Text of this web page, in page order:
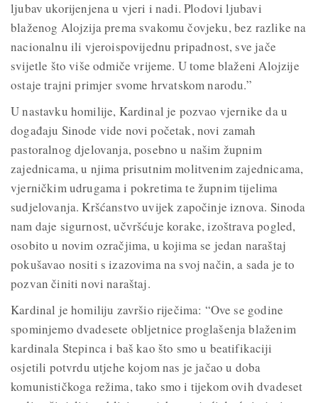
ljubav ukorijenjena u vjeri i nadi. Plodovi ljubavi
blaženog Alojzija prema svakomu čovjeku, bez razlike na
nacionalnu ili vjeroispovijednu pripadnost, sve jače
svijetle što više odmiče vrijeme. U tome blaženi Alojzije
ostaje trajni primjer svome hrvatskom narodu.”
U nastavku homilije, Kardinal je pozvao vjernike da u
događaju Sinode vide novi početak, novi zamah
pastoralnog djelovanja, posebno u našim župnim
zajednicama, u njima prisutnim molitvenim zajednicama,
vjerničkim udrugama i pokretima te župnim tijelima
sudjelovanja. Kršćanstvo uvijek započinje iznova. Sinoda
nam daje sigurnost, učvršćuje korake, izoštrava pogled,
osobito u novim ozračjima, u kojima se jedan naraštaj
pokušavao nositi s izazovima na svoj način, a sada je to
pozvan činiti novi naraštaj.
Kardinal je homiliju završio riječima: “Ove se godine
spominjemo dvadesete obljetnice proglašenja blaženim
kardinala Stepinca i baš kao što smo u beatifikaciji
osjetili potvrdu utjehe kojom nas je jačao u doba
komunističkoga režima, tako smo i tijekom ovih dvadeset